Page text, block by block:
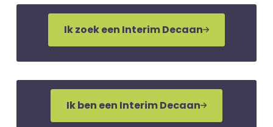
Ik zoek een Interim Decaan
Ik ben een Interim Decaan